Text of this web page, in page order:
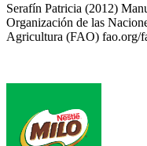
Serafín Patricia (2012)
Organización de las
Agricultura (FAO) fao.org/
Footer